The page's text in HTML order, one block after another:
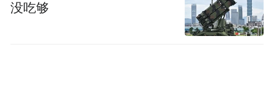
没吃够